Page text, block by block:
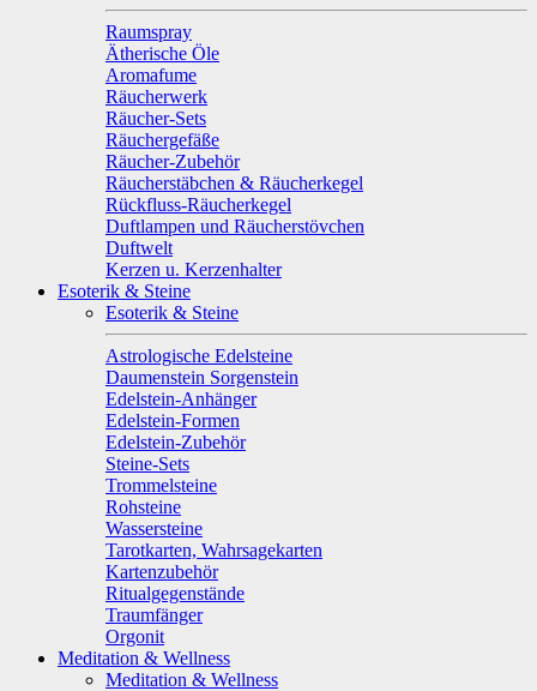
Raumspray
Ätherische Öle
Aromafume
Räucherwerk
Räucher-Sets
Räuchergefäße
Räucher-Zubehör
Räucherstäbchen & Räucherkegel
Rückfluss-Räucherkegel
Duftlampen und Räucherstövchen
Duftwelt
Kerzen u. Kerzenhalter
Esoterik & Steine
Esoterik & Steine
Astrologische Edelsteine
Daumenstein Sorgenstein
Edelstein-Anhänger
Edelstein-Formen
Edelstein-Zubehör
Steine-Sets
Trommelsteine
Rohsteine
Wassersteine
Tarotkarten, Wahrsagekarten
Kartenzubehör
Ritualgegenstände
Traumfänger
Orgonit
Meditation & Wellness
Meditation & Wellness